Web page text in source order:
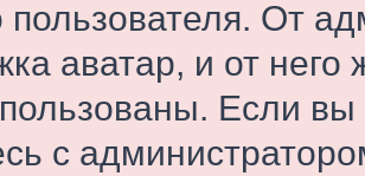
пользователя. От
аватар, и от него
Если
с